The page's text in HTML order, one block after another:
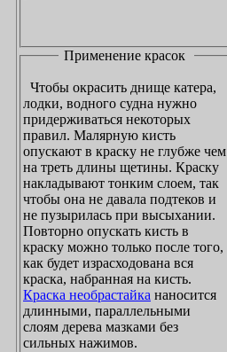
Применение красок
лодки, водного судна нужно
придерживаться некоторых
правил. Малярную кисть
опускают в краску не глубже чем
на треть длины щетины. Краску
накладывают тонким слоем, так
чтобы она не давала подтеков и
не пузырилась при высыхании.
Повторно опускать кисть в
краску можно только после того,
как будет израсходована вся
краска, набранная на кисть.
Краска необрастайка
длинными, параллельными
слоям дерева мазками без
сильных нажимов.